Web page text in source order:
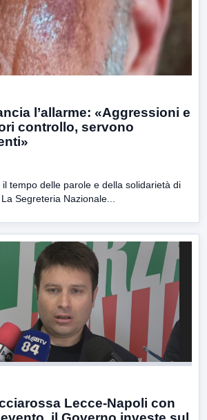
l’allarme: «Aggressioni e
controllo, servono
il tempo delle parole e della solidarietà di
Segreteria Nazionale...
Lecce-Napoli con